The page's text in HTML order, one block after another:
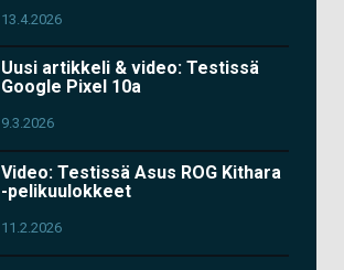
13.4.2026
Uusi artikkeli & video: Testissä
Google Pixel 10a
9.3.2026
Video: Testissä Asus ROG Kithara
-pelikuulokkeet
11.2.2026